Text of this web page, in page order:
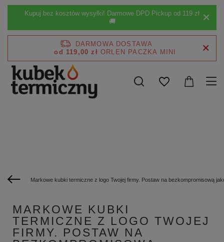
Kupuj bez kosztów wysyłki! Darmowe DPD Pickup od 119 zł
🚚
DARMOWA DOSTAWA
od 119,00 zł
Markowe kubki termiczne z logo Twojej firmy. Postaw na bezkompromisową
MARKOWE KUBKI
TERMICZNE Z LOGO TWOJEJ
FIRMY. POSTAW NA